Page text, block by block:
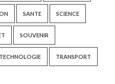
SANTE SCIENCE
SOUVENIR
TECHNOLOGIE TRANSPORT